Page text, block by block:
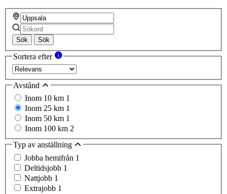
Sök Sök
Sortera efter
Avstånd
Inom 10 km 1
Inom 25 km 1
Inom 50 km 1
Inom 100 km 2
Typ av anställning
Jobba hemifrån 1
Deltidsjobb 1
Nattjobb 1
Extrajobb 1